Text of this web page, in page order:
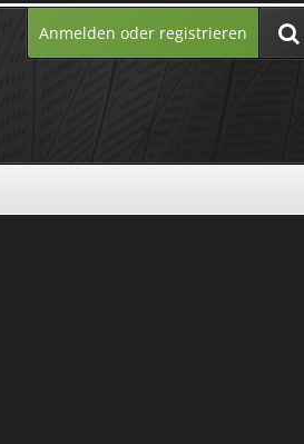
Anmelden oder registrieren